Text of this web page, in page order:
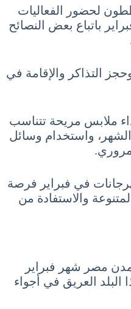
لحضور الفعاليات
باتباع بعض النصائح
التذاكر والإقامة في
ملابس مريحة تتناسب
واستخدام وسائل
في فبراير فرصة
والاستفادة من
مدن مصر شهر فبراير
العريق في أجواء